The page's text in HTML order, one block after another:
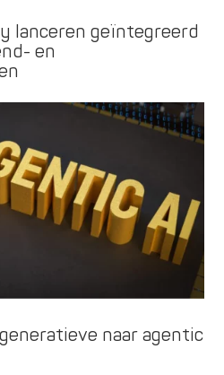
lanceren geïntegreerd
en
naar agentic